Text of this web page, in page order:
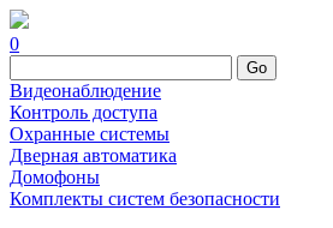
0
Go
Видеонаблюдение
Контроль доступа
Охранные системы
Дверная автоматика
Домофоны
Комплекты систем безопасности